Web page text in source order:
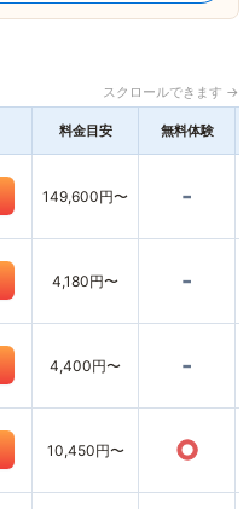
スクロールできます →
料金目安 無料体験
149,600円〜 -
4,180円〜 -
4,400円〜 -
10,450円〜 ○